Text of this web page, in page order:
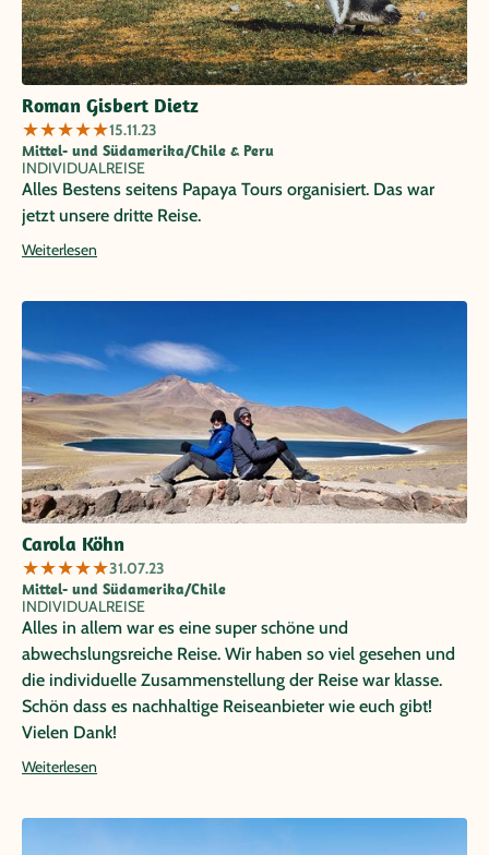
Roman Gisbert Dietz
★★★★★15.11.23
Mittel- und Südamerika/Chile & Peru
INDIVIDUALREISE
Alles Bestens seitens Papaya Tours organisiert. Das war
jetzt unsere dritte Reise.
Weiterlesen
Carola Köhn
★★★★★31.07.23
Mittel- und Südamerika/Chile
INDIVIDUALREISE
Alles in allem war es eine super schöne und
abwechslungsreiche Reise. Wir haben so viel gesehen und
die individuelle Zusammenstellung der Reise war klasse.
Schön dass es nachhaltige Reiseanbieter wie euch gibt!
Vielen Dank!
Weiterlesen